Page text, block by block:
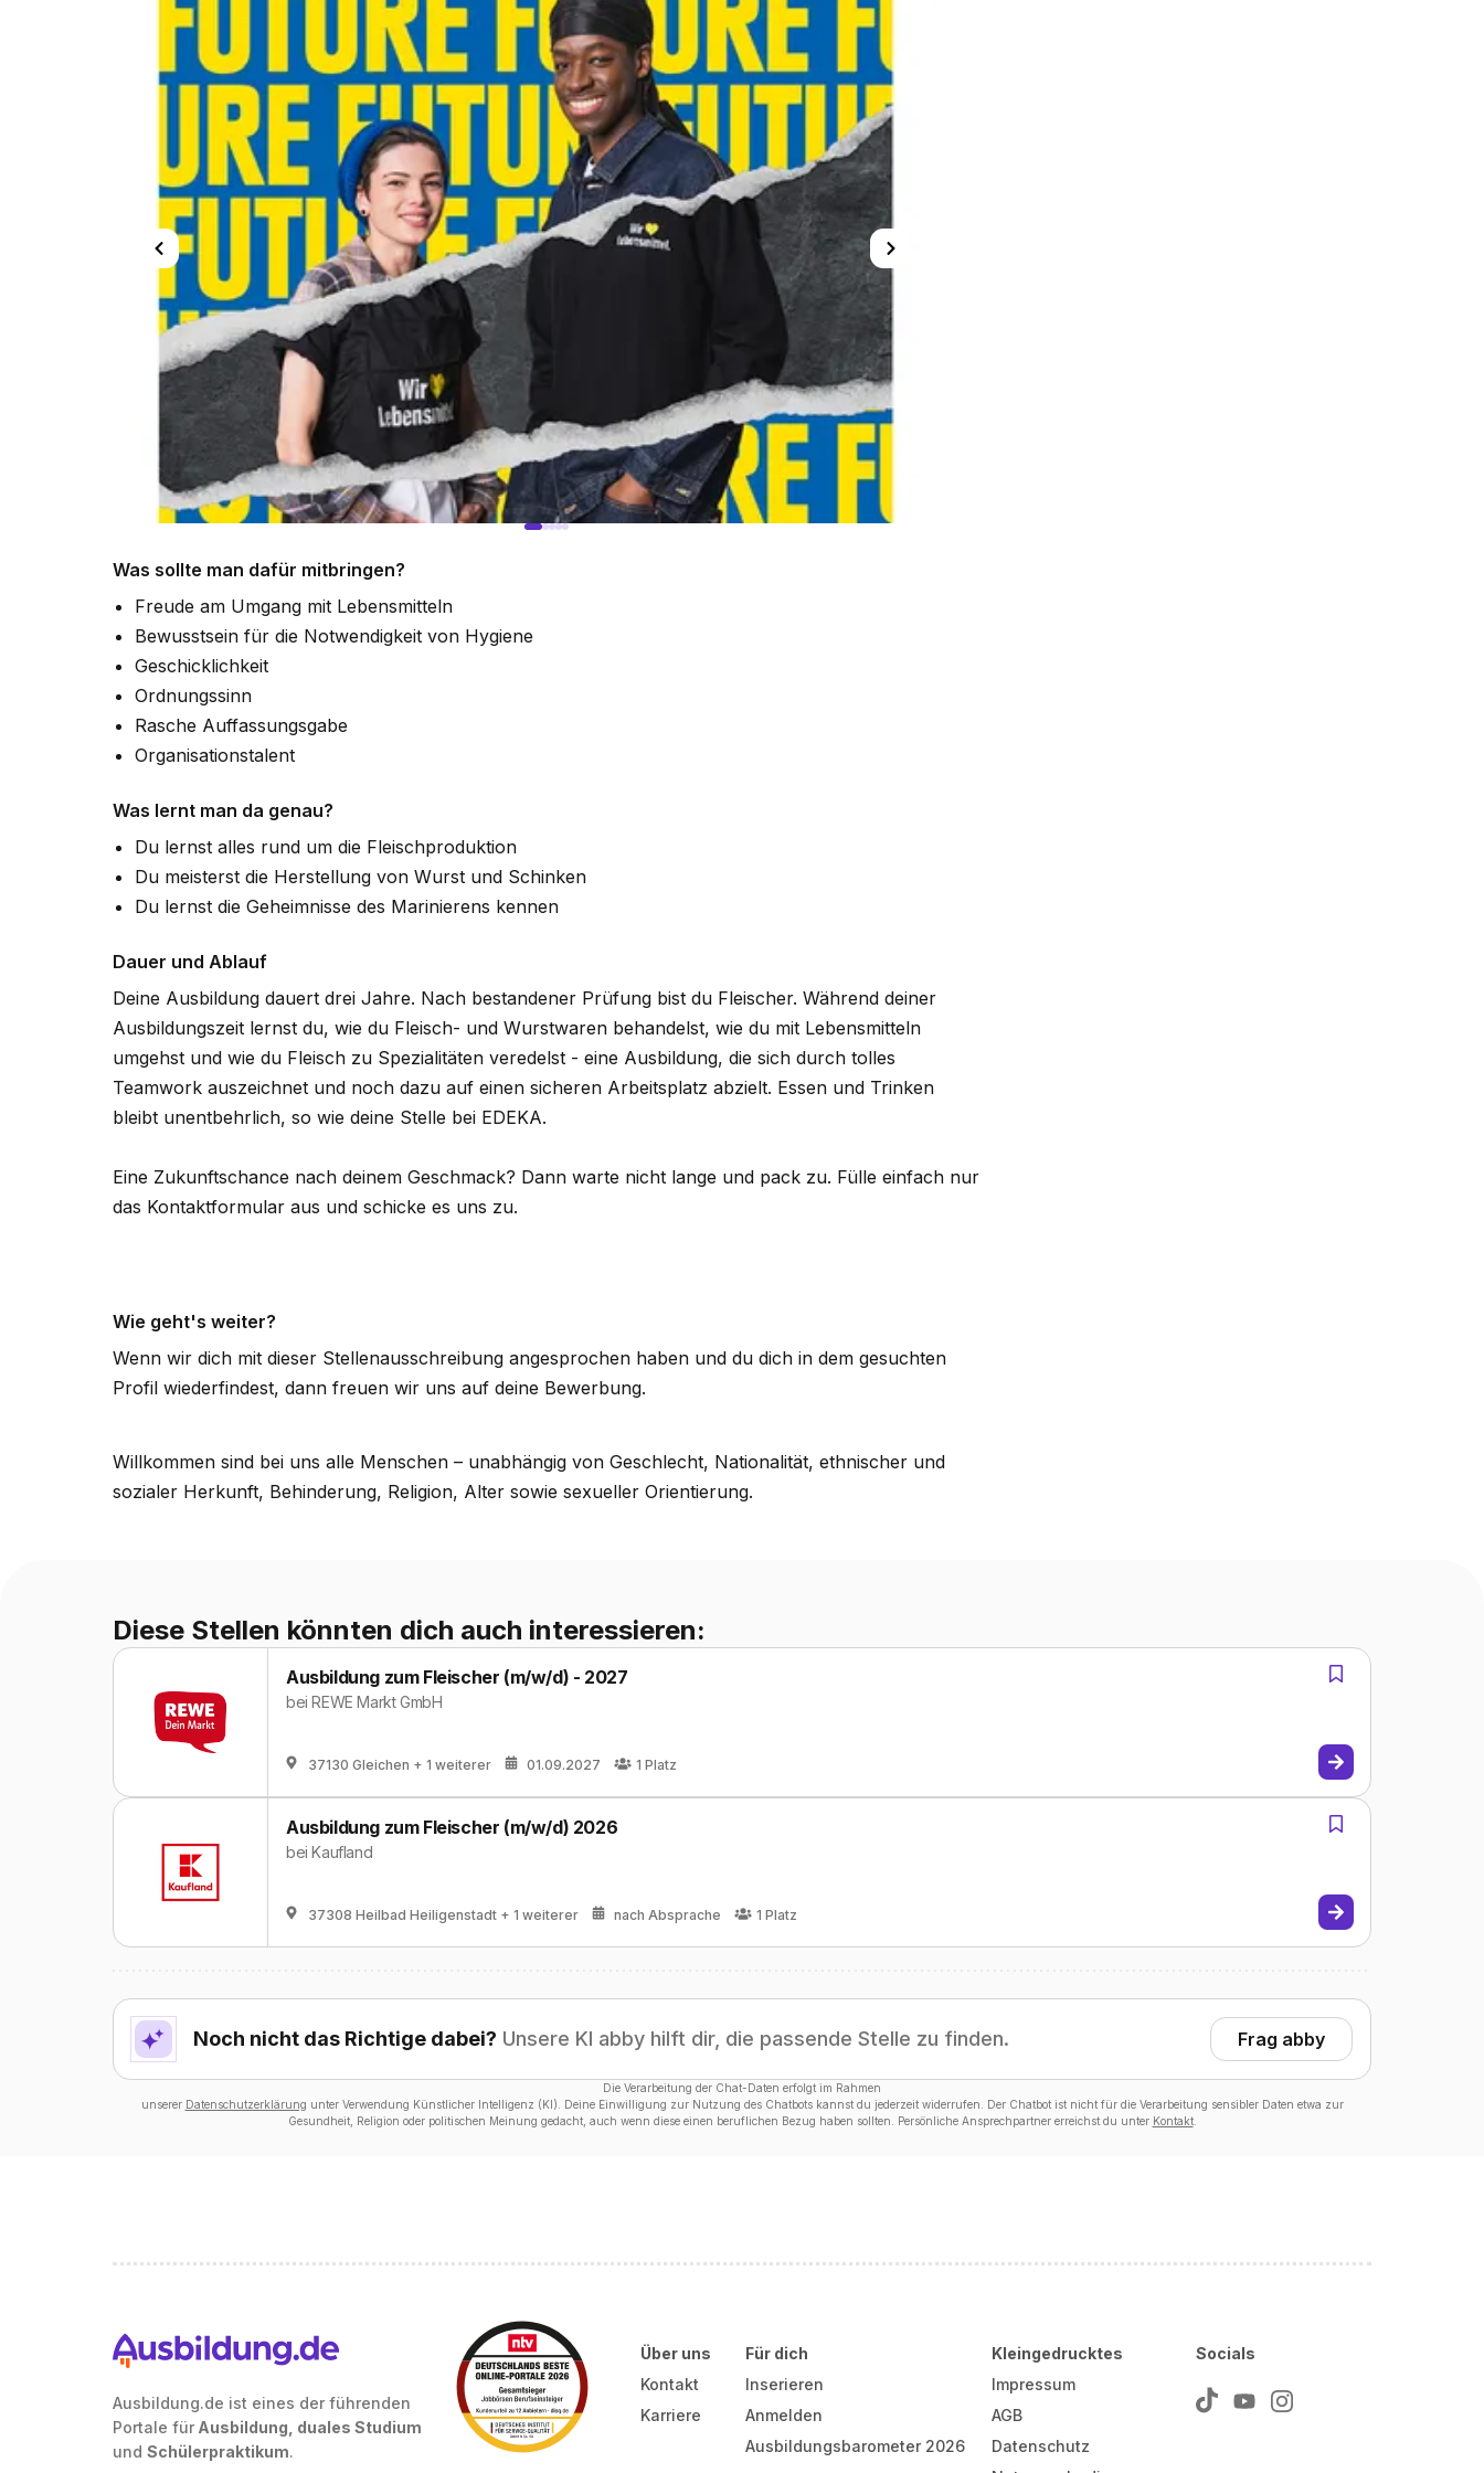
Was sollte man dafür mitbringen?
Freude am Umgang mit Lebensmitteln
Bewusstsein für die Notwendigkeit von Hygiene
Geschicklichkeit
Ordnungssinn
Rasche Auffassungsgabe
Organisationstalent
Was lernt man da genau?
Du lernst alles rund um die Fleischproduktion
Du meisterst die Herstellung von Wurst und Schinken
Du lernst die Geheimnisse des Marinierens kennen
Dauer und Ablauf
Deine Ausbildung dauert drei Jahre. Nach bestandener Prüfung bist du Fleischer. Während deiner
Ausbildungszeit lernst du, wie du Fleisch- und Wurstwaren behandelst, wie du mit Lebensmitteln
umgehst und wie du Fleisch zu Spezialitäten veredelst - eine Ausbildung, die sich durch tolles
Teamwork auszeichnet und noch dazu auf einen sicheren Arbeitsplatz abzielt. Essen und Trinken
bleibt unentbehrlich, so wie deine Stelle bei EDEKA.
Eine Zukunftschance nach deinem Geschmack? Dann warte nicht lange und pack zu. Fülle einfach nur
das Kontaktformular aus und schicke es uns zu.
Wie geht's weiter?
Wenn wir dich mit dieser Stellenausschreibung angesprochen haben und du dich in dem gesuchten
Profil wiederfindest, dann freuen wir uns auf deine Bewerbung.
Willkommen sind bei uns alle Menschen – unabhängig von Geschlecht, Nationalität, ethnischer und
sozialer Herkunft, Behinderung, Religion, Alter sowie sexueller Orientierung.
Diese Stellen könnten dich auch interessieren:
Ausbildung zum Fleischer (m/w/d) - 2027
beiREWE Markt GmbH
37130 Gleichen + 1 weiterer 01.09.2027 1 Platz
Ausbildung zum Fleischer (m/w/d) 2026
beiKaufland
37308 Heilbad Heiligenstadt + 1 weiterer nach Absprache 1 Platz
Noch nicht das Richtige dabei? Unsere KI abby hilft dir, die passende Stelle zu finden. Frag abby
Die Verarbeitung der Chat-Daten erfolgt im Rahmen
unserer Datenschutzerklärung unter Verwendung Künstlicher Intelligenz (KI). Deine Einwilligung zur Nutzung des Chatbots kannst du jederzeit widerrufen. Der Chatbot ist nicht für die Verarbeitung sensibler Daten etwa zur
Gesundheit, Religion oder politischen Meinung gedacht, auch wenn diese einen beruflichen Bezug haben sollten. Persönliche Ansprechpartner erreichst du unter Kontakt.
Ausbildung.de ist eines der führenden
Portale für Ausbildung, duales Studium
und Schülerpraktikum.
Über uns
Kontakt
Karriere
Für dich
Inserieren
Anmelden
Ausbildungsbarometer 2026
Kleingedrucktes
Impressum
AGB
Datenschutz
Socials